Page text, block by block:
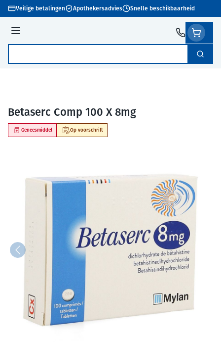
Ga naar de inhoud
Veilige betalingen Apothekersadvies Snelle beschikbaarheid
Menu
Zoek
Betaserc Comp 100 X 8mg
Op voorschrift
Geneesmiddel